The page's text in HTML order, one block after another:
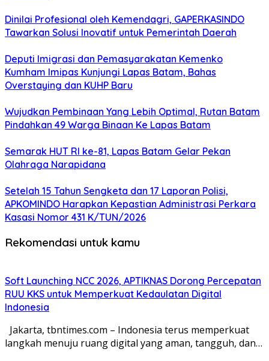
Dinilai Profesional oleh Kemendagri, GAPERKASINDO
Tawarkan Solusi Inovatif untuk Pemerintah Daerah
Deputi Imigrasi dan Pemasyarakatan Kemenko
Kumham Imipas Kunjungi Lapas Batam, Bahas
Overstaying dan KUHP Baru
Wujudkan Pembinaan Yang Lebih Optimal, Rutan Batam
Pindahkan 49 Warga Binaan Ke Lapas Batam
Semarak HUT RI ke-81, Lapas Batam Gelar Pekan
Olahraga Narapidana
Setelah 15 Tahun Sengketa dan 17 Laporan Polisi,
APKOMINDO Harapkan Kepastian Administrasi Perkara
Kasasi Nomor 431 K/TUN/2026
Rekomendasi untuk kamu
Soft Launching NCC 2026, APTIKNAS Dorong Percepatan
RUU KKS untuk Memperkuat Kedaulatan Digital
Indonesia
Jakarta, tbntimes.com – Indonesia terus memperkuat
langkah menuju ruang digital yang aman, tangguh, dan…